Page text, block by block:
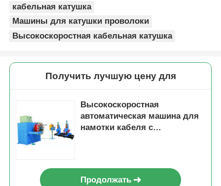
кабельная катушка
Машины для катушки проволоки
Высокоскоростная кабельная катушка
Получить лучшую цену для
Высокоскоростная
автоматическая машина для
намотки кабеля с
Продолжать